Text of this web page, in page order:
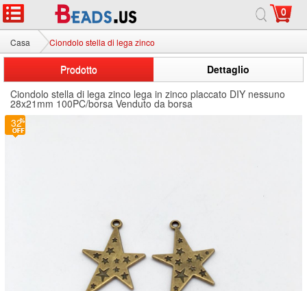
0
Casa Ciondolo stella di lega zinco
Prodotto
Dettaglio
Ciondolo stella di lega zinco lega in zinco placcato DIY nessuno
28x21mm 100PC/borsa Venduto da borsa